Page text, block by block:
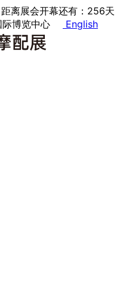
离展会开幕还有：256天
际博览中心 English